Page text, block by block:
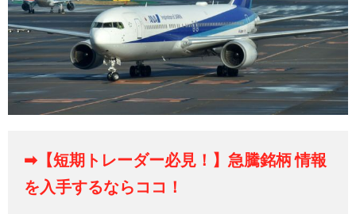
➡【短期トレーダー必見！】急騰銘柄 情報
を入手するならココ！